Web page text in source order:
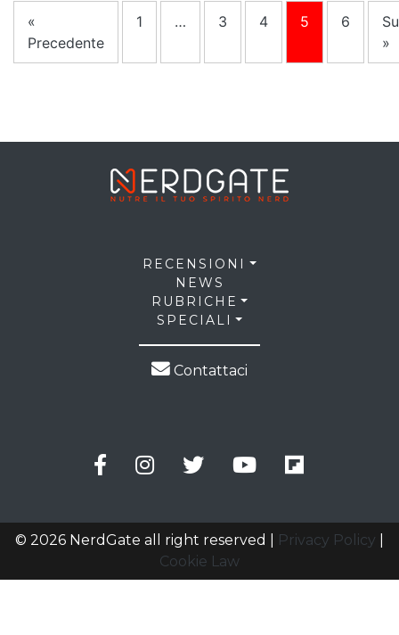
«
Precedente
1 … 3 4 5 6
»
RECENSIONI
NEWS
RUBRICHE
SPECIALI
Contattaci
© 2026 NerdGate all right reserved | Privacy Policy
Cookie Law